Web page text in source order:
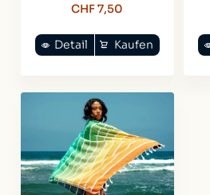
CHF 7,50
Kaufen
Detail